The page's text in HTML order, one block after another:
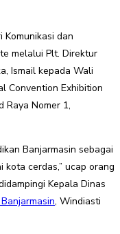
Komunikasi dan
melalui Plt. Direktur
Ismail kepada Wali
Convention Exhibition
Raya Nomer 1,
Banjarmasin sebagai
cerdas,” ucap orang
Kepala Dinas
, Windiasti